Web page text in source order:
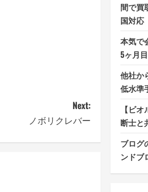
Next:
ノボリクレバー
間で買
国対応
本気で
5ヶ月
他社か
低水準
【ビ
断士と
ブログ
ンドブ